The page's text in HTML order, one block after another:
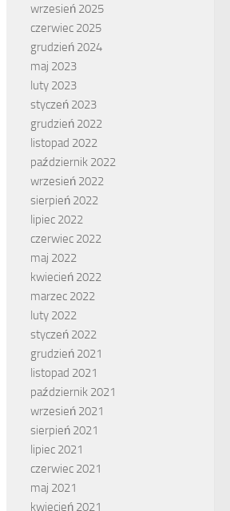
wrzesień 2025
czerwiec 2025
grudzień 2024
maj 2023
luty 2023
styczeń 2023
grudzień 2022
listopad 2022
październik 2022
wrzesień 2022
sierpień 2022
lipiec 2022
czerwiec 2022
maj 2022
kwiecień 2022
marzec 2022
luty 2022
styczeń 2022
grudzień 2021
listopad 2021
październik 2021
wrzesień 2021
sierpień 2021
lipiec 2021
czerwiec 2021
maj 2021
kwiecień 2021